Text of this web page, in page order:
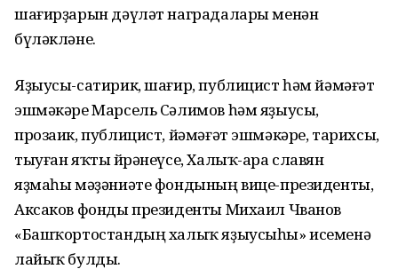
шағирҙарын дәүләт наградалары менән
бүләкләне.
Яҙыусы-сатирик, шағир, публицист һәм йәмәғәт
эшмәкәре Марсель Сәлимов һәм яҙыусы,
прозаик, публицист, йәмәғәт эшмәкәре, тарихсы,
тыуған яҡты өйрәнеүсе, Халыҡ-ара славян
яҙмаһы мәҙәниәте фондының вице-президенты,
Аксаков фонды президенты Михаил Чванов
«Башҡортостандың халыҡ яҙыусыһы» исеменә
лайыҡ булды.